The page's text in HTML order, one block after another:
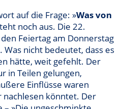
auf die Frage: »Was von
noch aus. Die 22.
Feiertag am Donnerstag
nicht bedeutet, dass es
hätte, weit gefehlt. Der
in Teilen gelungen,
Einflüsse waren
nachlesen könntet. Der